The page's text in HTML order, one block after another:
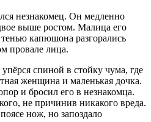
незнакомец. Он медленно
выше ростом. Малица его
капюшона разгорались
провале лица.
спиной в стойку чума, где
женщина и маленькая дочка.
и бросил его в незнакомца.
не причинив никакого вреда.
нож, но запоздало